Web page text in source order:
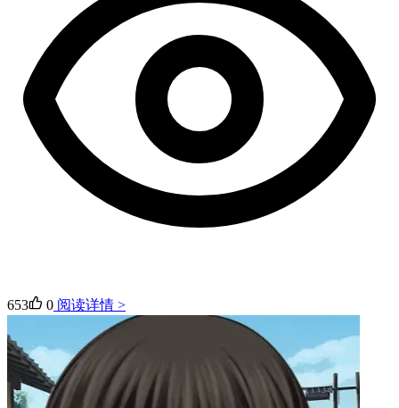
653 0 阅读详情 >